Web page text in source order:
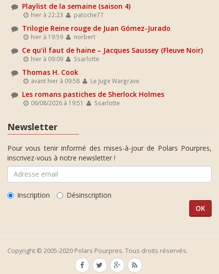
Playlist de la semaine (saison 4)
hier à 22:23 patoche77
Trilogie Reine rouge de Juan Gómez-Jurado
hier à 19:59 norbert
Ce qu'il faut de haine – Jacques Saussey (Fleuve Noir)
hier à 09:09 Ssarlotte
Thomas H. Cook
avant hier à 09:58 Le Juge Wargrave
Les romans pastiches de Sherlock Holmes
06/08/2026 à 19:51 Ssarlotte
Newsletter
Pour vous tenir informé des mises-à-jour de Polars Pourpres,
inscrivez-vous à notre newsletter !
Inscription Désinscription
Copyright © 2005-2020 Polars Pourpres. Tous droits réservés.